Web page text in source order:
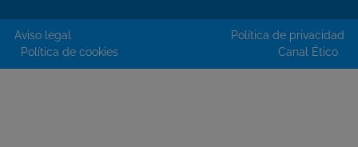
Aviso legal
Política de privacidad
Política de cookies
Canal Ético